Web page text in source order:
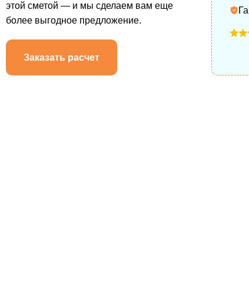
этой сметой — и мы сделаем вам еще
более выгодное предложение.
Заказать расчет